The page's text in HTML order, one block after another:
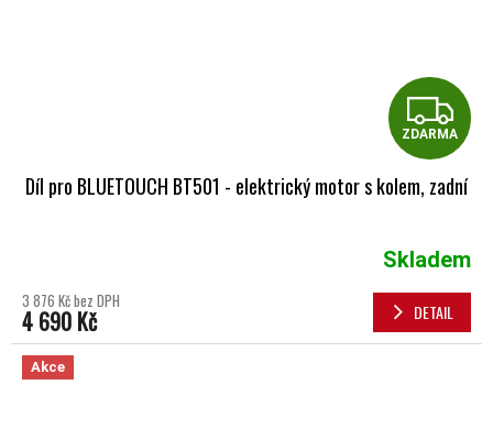
ZDARMA
Díl pro BLUETOUCH BT501 - elektrický motor s kolem, zadní
Skladem
3 876 Kč bez DPH
4 690 Kč DETAIL
Akce